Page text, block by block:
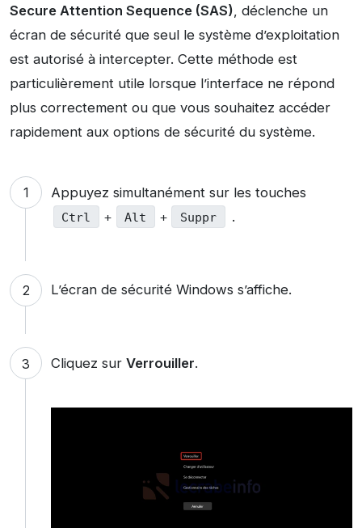
Secure Attention Sequence (SAS) , déclenche un
écran de sécurité que seul le système d’exploitation
est autorisé à intercepter. Cette méthode est
particulièrement utile lorsque l’interface ne répond
plus correctement ou que vous souhaitez accéder
rapidement aux options de sécurité du système.
Appuyez simultanément sur les touches
Ctrl + Alt + Suppr .
L’écran de sécurité Windows s’affiche.
Cliquez sur Verrouiller.